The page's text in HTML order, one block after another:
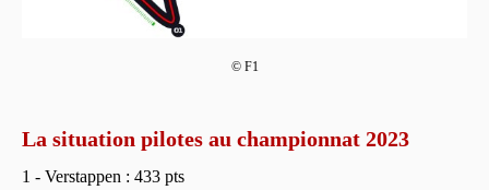
© F1
La situation pilotes au championnat 2023
1 - Verstappen : 433 pts